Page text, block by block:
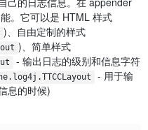
。它可以是 HTML 样式
)、自由定制的样式
)、简单样式
- 输出日志的级别和信息字符
- 用于输
息的时候)